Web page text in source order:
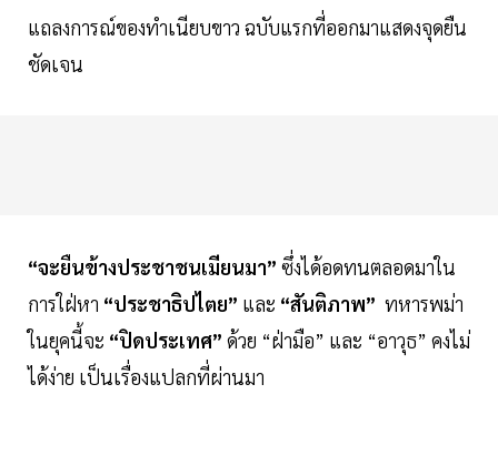
แถลงการณ์ของทำเนียบขาว ฉบับแรกที่ออกมาแสดงจุดยืน
ชัดเจน
“จะยืนข้างประชาชนเมียนมา” ซึ่งได้อดทนตลอดมาใน
การใฝ่หา “ประชาธิปไตย” และ “สันติภาพ” ทหารพม่า
ในยุคนี้จะ “ปิดประเทศ” ด้วย “ฝ่ามือ” และ “อาวุธ” คงไม่
ได้ง่าย เป็นเรื่องแปลกที่ผ่านมา